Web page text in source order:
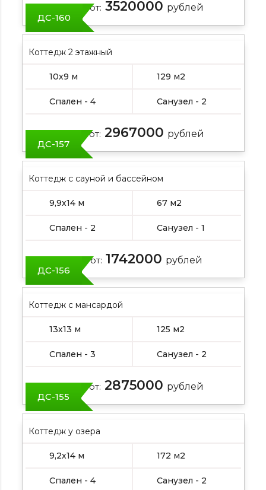
Цена от: 3520000 рублей
ДС-160
Коттедж 2 этажный
10х9 м 129 м2
Спален - 4 Санузел - 2
Цена от: 2967000 рублей
ДС-157
Коттедж с сауной и бассейном
9,9х14 м 67 м2
Спален - 2 Санузел - 1
Цена от: 1742000 рублей
ДС-156
Коттедж с мансардой
13х13 м 125 м2
Спален - 3 Санузел - 2
Цена от: 2875000 рублей
ДС-155
Коттедж у озера
9,2х14 м 172 м2
Спален - 4 Санузел - 2